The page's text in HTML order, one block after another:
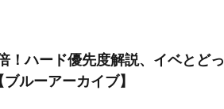
！ハード優先度解説、イベとど
ルーアーカイブ】